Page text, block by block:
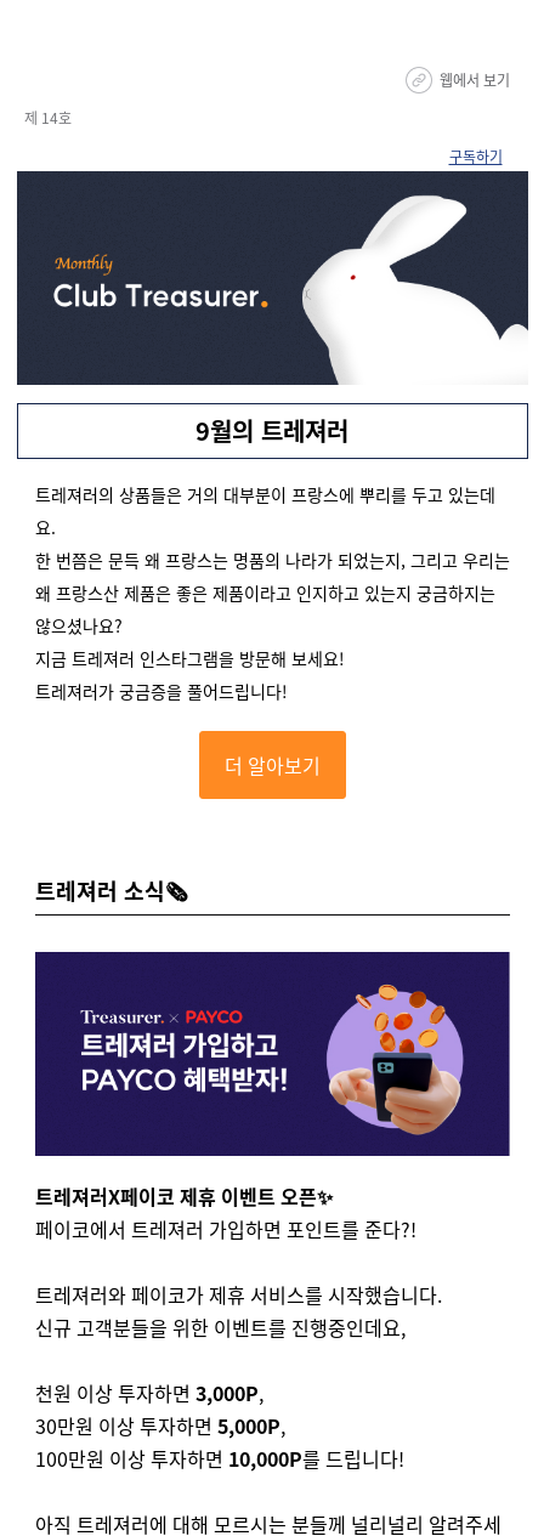
웹에서 보기
제 14호
구독하기
9월의 트레져러
트레져러의 상품들은 거의 대부분이 프랑스에 뿌리를 두고 있는데
요.
한 번쯤은 문득 왜 프랑스는 명품의 나라가 되었는지, 그리고 우리는
왜 프랑스산 제품은 좋은 제품이라고 인지하고 있는지 궁금하지는
않으셨나요?
지금 트레져러 인스타그램을 방문해 보세요!
트레져러가 궁금증을 풀어드립니다!
더 알아보기
트레져러 소식🗞️
트레져러X페이코 제휴 이벤트 오픈✨
페이코에서 트레져러 가입하면 포인트를 준다?!
트레져러와 페이코가 제휴 서비스를 시작했습니다.
신규 고객분들을 위한 이벤트를 진행중인데요,
천원 이상 투자하면 3,000P,
30만원 이상 투자하면 5,000P,
100만원 이상 투자하면 10,000P를 드립니다!
아직 트레져러에 대해 모르시는 분들께 널리널리 알려주세